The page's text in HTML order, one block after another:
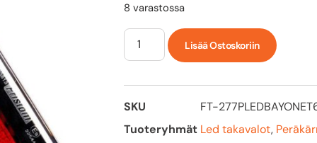
8 varastossa
Lisää Ostoskoriin
SKU
FT-
Tuoteryhmät Led takavalot,